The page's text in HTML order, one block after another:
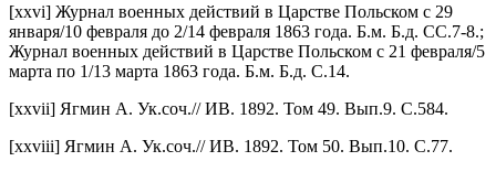
[xxvi] Журнал военных действий в Царстве Польском с 29
января/10 февраля до 2/14 февраля 1863 года. Б.м. Б.д. СС.7-8.;
Журнал военных действий в Царстве Польском с 21 февраля/5
марта по 1/13 марта 1863 года. Б.м. Б.д. С.14.
[xxvii] Ягмин А. Ук.соч.// ИВ. 1892. Том 49. Вып.9. С.584.
[xxviii] Ягмин А. Ук.соч.// ИВ. 1892. Том 50. Вып.10. С.77.